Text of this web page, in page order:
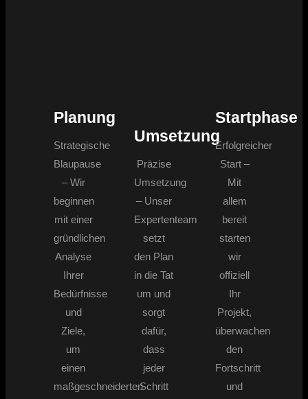
Planung
Strategische
Blaupause
– Wir
beginnen
mit einer
gründlichen
Analyse
Ihrer
Bedürfnisse
und
Ziele,
um
einen
maßgeschneiderten
Umsetzung
Präzise
Umsetzung
– Unser
Expertenteam
setzt
den Plan
in die Tat
um und
sorgt
dafür,
dass
jeder
Schritt
Startphase
Erfolgreicher
Start –
Mit
allem
bereit
starten
wir
offiziell
Ihr
Projekt,
überwachen
den
Fortschritt
und